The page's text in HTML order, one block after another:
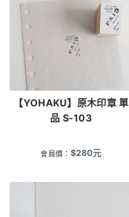
【YOHAKU】原木印章 單
品 S-103
會員價： $280元